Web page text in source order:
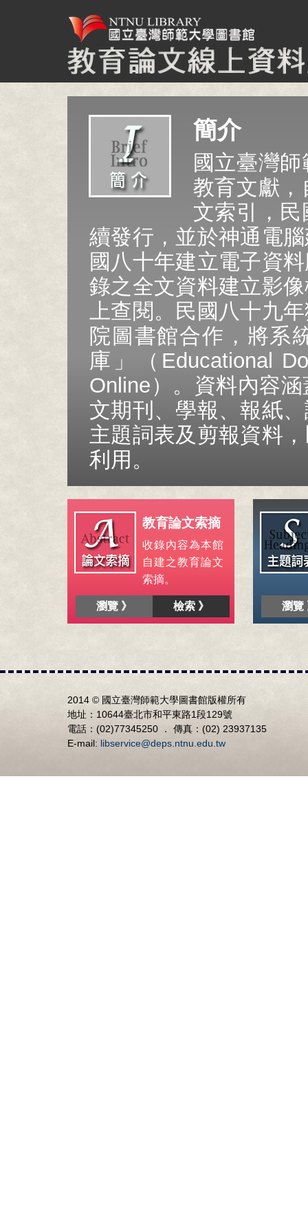
簡介
國立臺灣
教育文獻
文索引，
續發行，並於神通電
國八十年建立電子資
錄之全文資料建立影
上查閱。民國八十九
院圖書館合作，將系
庫」（Educational
Online）。資料內容
文期刊、學報、報紙
主題詞表及剪報資料
利用。
教育論文索摘
收錄內容為本館
自建之教育論文
索摘。
瀏覽 》 檢索 》 瀏覽
2014 © 國立臺灣師範大學圖書館版權所有
地址：10644臺北市和平東路1段129號
電話：(02)77345250 ． 傳真：(02) 23937135
E-mail: libservice@deps.ntnu.edu.tw